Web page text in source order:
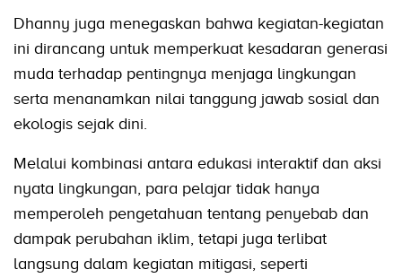
Dhanny juga menegaskan bahwa kegiatan-kegiatan
ini dirancang untuk memperkuat kesadaran generasi
muda terhadap pentingnya menjaga lingkungan
serta menanamkan nilai tanggung jawab sosial dan
ekologis sejak dini.
Melalui kombinasi antara edukasi interaktif dan aksi
nyata lingkungan, para pelajar tidak hanya
memperoleh pengetahuan tentang penyebab dan
dampak perubahan iklim, tetapi juga terlibat
langsung dalam kegiatan mitigasi, seperti